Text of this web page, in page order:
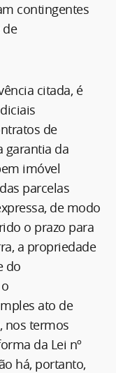
contingentes
citada, é
de
garantia da
imóvel
parcelas
de modo
o prazo para
a propriedade
do
ato de
nos termos
da Lei nº
há, portanto,